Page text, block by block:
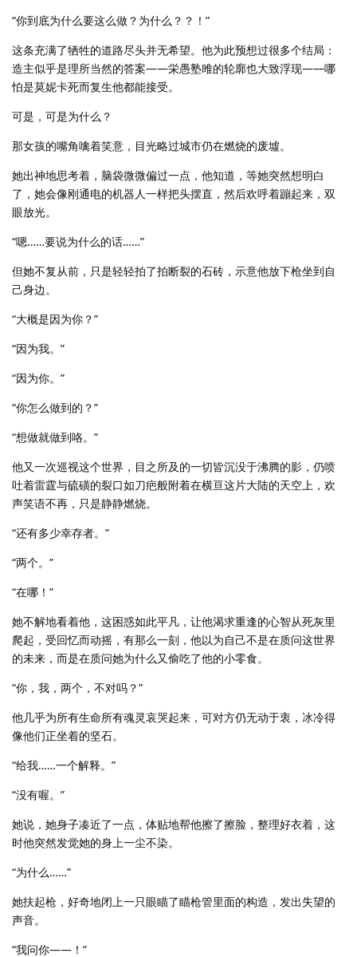
“你到底为什么要这么做？为什么？？！”
这条充满了牺牲的道路尽头并无希望。他为此预想过很多个结局：
造主似乎是理所当然的答案——栄愚塾雎的轮廓也大致浮现——哪
怕是莫妮卡死而复生他都能接受。
可是，可是为什么？
那女孩的嘴角噙着笑意，目光略过城市仍在燃烧的废墟。
她出神地思考着，脑袋微微偏过一点，他知道，等她突然想明白
了，她会像刚通电的机器人一样把头摆直，然后欢呼着蹦起来，双
眼放光。
“嗯……要说为什么的话……”
但她不复从前，只是轻轻拍了拍断裂的石砖，示意他放下枪坐到自
己身边。
“大概是因为你？”
“因为我。”
“因为你。”
“你怎么做到的？”
“想做就做到咯。”
他又一次巡视这个世界，目之所及的一切皆沉没于沸腾的影，仍喷
吐着雷霆与硫磺的裂口如刀疤般附着在横亘这片大陆的天空上，欢
声笑语不再，只是静静燃烧。
“还有多少幸存者。”
“两个。”
“在哪！”
她不解地看着他，这困惑如此平凡，让他渴求重逢的心智从死灰里
爬起，受回忆而动摇，有那么一刻，他以为自己不是在质问这世界
的未来，而是在质问她为什么又偷吃了他的小零食。
“你，我，两个，不对吗？”
他几乎为所有生命所有魂灵哀哭起来，可对方仍无动于衷，冰冷得
像他们正坐着的坚石。
“给我……一个解释。”
“没有喔。”
她说，她身子凑近了一点，体贴地帮他擦了擦脸，整理好衣着，这
时他突然发觉她的身上一尘不染。
“为什么……”
她扶起枪，好奇地闭上一只眼瞄了瞄枪管里面的构造，发出失望的
声音。
“我问你——！”